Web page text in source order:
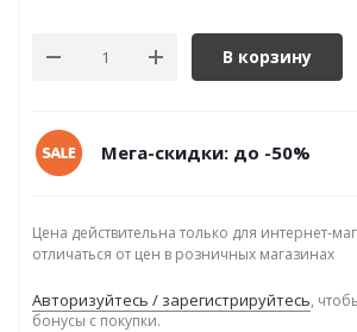
В корзину
Мега-скидки: до -50%
Цена действительна только для интернет-
отличаться от цен в розничных магазинах
Авторизуйтесь / зарегистрируйтесь,
бонусы с покупки.